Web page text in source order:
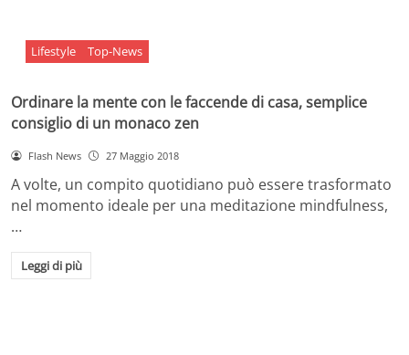
Lifestyle Top-News
Ordinare la mente con le faccende di casa, semplice
consiglio di un monaco zen
Flash News 27 Maggio 2018
A volte, un compito quotidiano può essere trasformato
nel momento ideale per una meditazione mindfulness,
…
Leggi di più